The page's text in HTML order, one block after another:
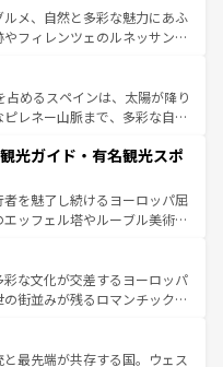
メ、自然と多彩な魅力にあふ
やフィレンツェのルネッサンス
園風景やアマルフィ海岸の絶
い。観光の合間には、本場の
タリア料理を堪能することも
れられない旅をしてみよう！
めるスペインは、太陽が降り
レネー山脈まで、多彩な自然
熱的なフラメンコ、熱気あふ
パスが生活の一部となってい
れた雰囲気や、バルセロナの
方では古代ローマ遺跡や中世
候が異なるスペインはその個
性で訪れる人を魅了する。 なお、新着のスペイン情報は コ
しい。
光ガイド・有名観光スポ
を魅了し続けるヨーロッパ屈
ッフェル塔やルーブル美術館
る。華麗な宮殿、歴史的な大
豊かな自然が、訪れる者を心
スは美食の国としても知ら
あるランス、プロヴァンスの
多彩な楽しみ方が可能だ。さ
な文化が交差するヨーロッパ
街並みが残るロマンチック街
いても飽きることがない。ベ
ルン州のアルプスの絶景、そ
最先端が共存する国。ウェス